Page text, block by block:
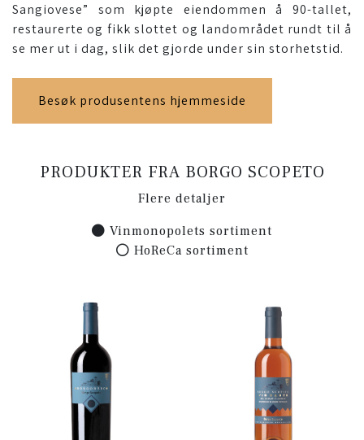
Sangiovese” som kjøpte eiendommen å 90-tallet,
restaurerte og fikk slottet og landområdet rundt til å
se mer ut i dag, slik det gjorde under sin storhetstid.
Besøk produsentens hjemmeside
PRODUKTER FRA BORGO SCOPETO
Flere detaljer
Vinmonopolets sortiment
HoReCa sortiment